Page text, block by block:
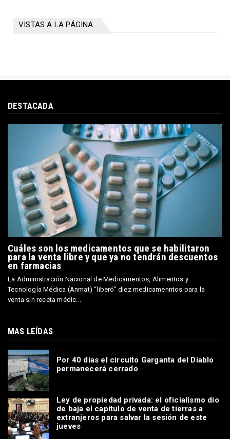
VISTAS A LA PÁGINA
DESTACADA
Cuáles son los medicamentos que se habilitaron
para la venta libre y que ya no tendrán descuentos
en farmacias
La Administración Nacional de Medicamentos, Alimentos y
Tecnología Médica (Anmat) “liberó” diez medicamenntos para la
venta sin receta médic...
MAS LEÍDAS
Por 40 días el circuito Garganta del Diablo
permanecerá cerrado
Ley de propiedad privada: el oficialismo dio
de baja el capítulo de venta de tierras a
extranjeros para salvar la sesión de este
jueves